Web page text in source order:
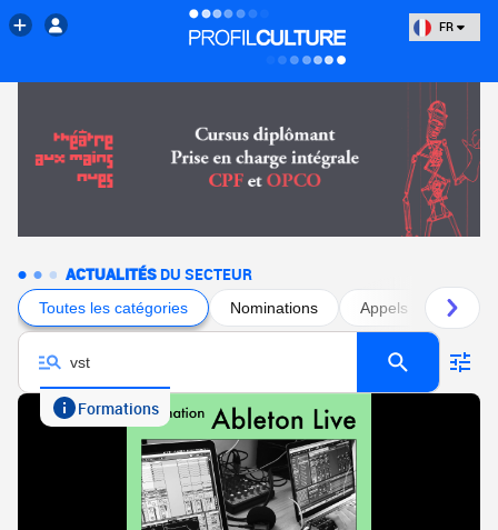
FR
ACTUALITÉS DU SECTEUR
Toutes les catégories Nominations Appels à projets
Formations